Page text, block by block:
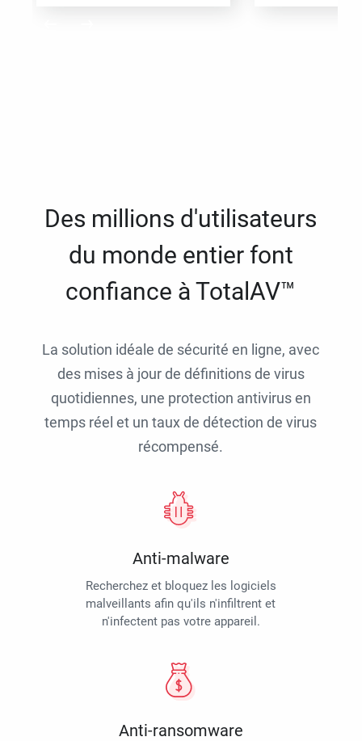
Des millions d'utilisateurs
du monde entier font
confiance à TotalAV™
La solution idéale de sécurité en ligne, avec
des mises à jour de définitions de virus
quotidiennes, une protection antivirus en
temps réel et un taux de détection de virus
récompensé.
Anti-malware
Recherchez et bloquez les logiciels
malveillants afin qu'ils n'infiltrent et
n'infectent pas votre appareil.
Anti-ransomware